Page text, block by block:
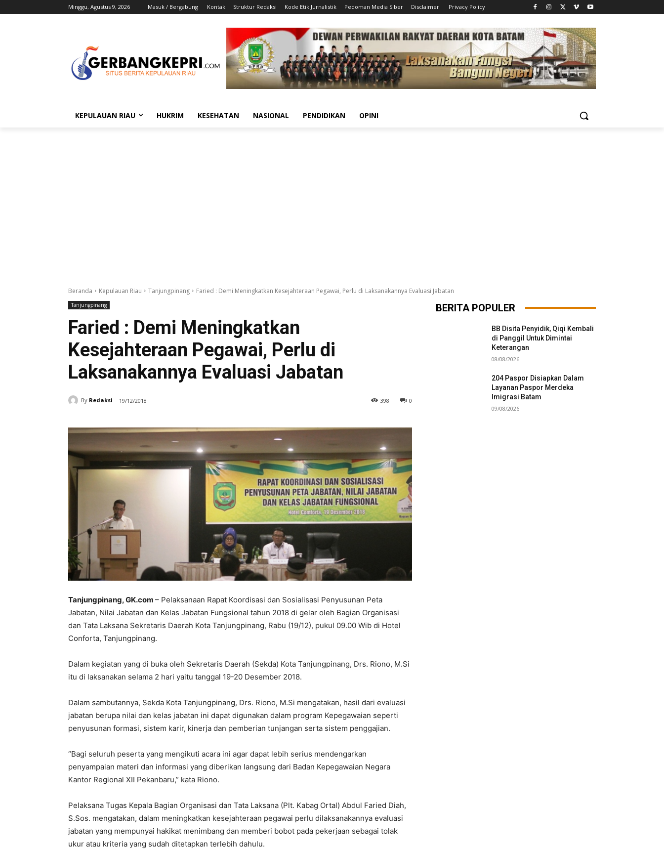
Minggu, Agustus 9, 2026 Masuk / Bergabung Kontak Struktur Redaksi Kode Etik Jurnalistik Pedoman Media Siber Disclaimer Privacy Policy
KEPULAUAN RIAU HUKRIM KESEHATAN NASIONAL PENDIDIKAN OPINI
Beranda Kepulauan Riau Tanjungpinang Faried : Demi Meningkatkan Kesejahteraan Pegawai, Perlu di Laksanakannya Evaluasi Jabatan
Tanjungpinang
Faried : Demi Meningkatkan
Kesejahteraan Pegawai, Perlu di
Laksanakannya Evaluasi Jabatan
By Redaksi 19/12/2018 0
398
Tanjungpinang, GK.com – Pelaksanaan Rapat Koordisasi dan Sosialisasi Penyusunan Peta
Jabatan, Nilai Jabatan dan Kelas Jabatan Fungsional tahun 2018 di gelar oleh Bagian Organisasi
dan Tata Laksana Sekretaris Daerah Kota Tanjungpinang, Rabu (19/12), pukul 09.00 Wib di Hotel
Conforta, Tanjungpinang.
Dalam kegiatan yang di buka oleh Sekretaris Daerah (Sekda) Kota Tanjungpinang, Drs. Riono, M.Si
itu di laksanakan selama 2 hari yaitu tanggal 19-20 Desember 2018.
Dalam sambutannya, Sekda Kota Tanjungpinang, Drs. Riono, M.Si mengatakan, hasil dari evaluasi
jabatan berupa nilai dan kelas jabatan ini dapat digunakan dalam program Kepegawaian seperti
penyusunan formasi, sistem karir, kinerja dan pemberian tunjangan serta sistem penggajian.
“Bagi seluruh peserta yang mengikuti acara ini agar dapat lebih serius mendengarkan
penyampaian materi dan informasi yang diberikan langsung dari Badan Kepegawaian Negara
Kantor Regional XII Pekanbaru,” kata Riono.
Pelaksana Tugas Kepala Bagian Organisasi dan Tata Laksana (Plt. Kabag Ortal) Abdul Faried Diah,
S.Sos. mengatakan, dalam meningkatkan kesejahteraan pegawai perlu dilaksanakannya evaluasi
jabatan yang mempunyai hakikat menimbang dan memberi bobot pada pekerjaan sebagai tolak
ukur atau kriteria yang sudah ditetapkan terlebih dahulu.
BERITA POPULER
BB Disita Penyidik, Qiqi Kembali
di Panggil Untuk Dimintai
Keterangan
08/08/2026
204 Paspor Disiapkan Dalam
Layanan Paspor Merdeka
Imigrasi Batam
09/08/2026